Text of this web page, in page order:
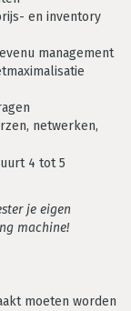
en inventory
management
netwerken,
4 tot 5
je eigen
machine!
moeten worden